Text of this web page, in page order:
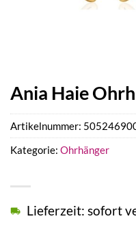
Ania Haie
Lieferzeit: sofort
Artikelnummer:
Kategorie: Ohrhänger